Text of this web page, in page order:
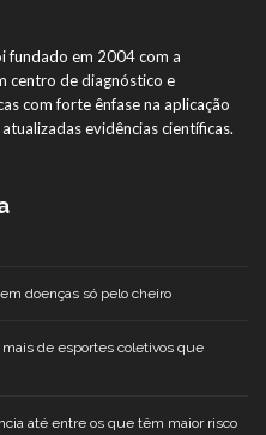
fundado em 2004 com a
centro de diagnóstico e
com forte ênfase na aplicação
evidências científicas.
doenças só pelo cheiro
de esportes coletivos que
até entre os que têm maior risco